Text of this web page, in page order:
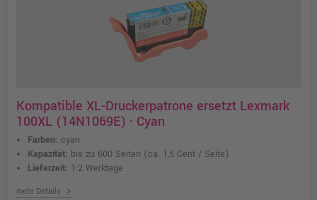
Kompatible XL-Druckerpatrone ersetzt Lexmark
100XL (14N1069E) · Cyan
Farben: cyan
Kapazität: bis zu 600 Seiten (ca. 1,5 Cent / Seite)
Lieferzeit: 1-2 Werktage
mehr Details chevron_right